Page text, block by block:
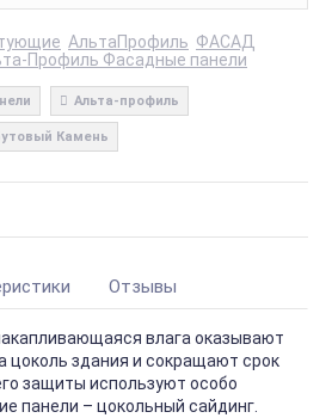
АльтаПрофиль ФАСАД
Профиль Фасадные панели
Альта-профиль
Камень
Отзывы
влага оказывают
цоколь здания и сокращают срок
защиты используют особо
панели – цокольный сайдинг.